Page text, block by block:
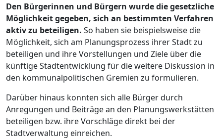
Den Bürgerinnen und Bürgern wurde die gesetzliche
Möglichkeit gegeben, sich an bestimmten Verfahren
aktiv zu beteiligen. So haben sie beispielsweise die
Möglichkeit, sich am Planungsprozess ihrer Stadt zu
beteiligen und ihre Vorstellungen und Ziele über die
künftige Stadtentwicklung für die weitere Diskussion in
den kommunalpolitischen Gremien zu formulieren.
Darüber hinaus konnten sich alle Bürger durch
Anregungen und Beiträge an den Planungswerkstätten
beteiligen bzw. ihre Vorschläge direkt bei der
Stadtverwaltung einreichen.